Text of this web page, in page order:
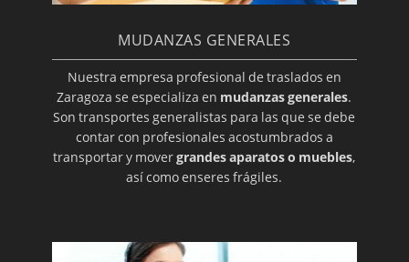
MUDANZAS GENERALES
Nuestra empresa profesional de traslados en
Zaragoza se especializa en mudanzas generales.
Son transportes generalistas para las que se debe
contar con profesionales acostumbrados a
transportar y movergrandes aparatos o muebles,
así como enseres frágiles.